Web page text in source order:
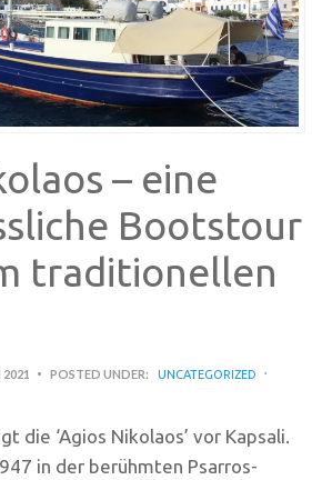
– eine
Bootstour
traditionellen
POSTED UNDER:
UNCATEGORIZED
die ‘Agios Nikolaos’ vor Kapsali.
in der berühmten Psarros-